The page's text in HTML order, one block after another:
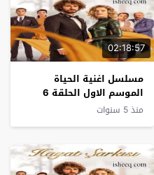
02:18:57
مسلسل اغنية الحياة
الموسم الاول الحلقة 6
منذ 5 سنوات